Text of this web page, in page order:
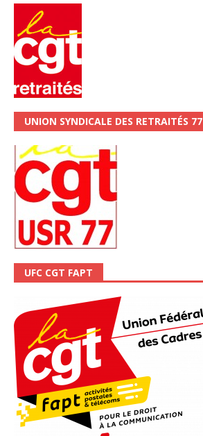
UNION SYNDICALE DES RETRAITÉS 77
UFC CGT FAPT